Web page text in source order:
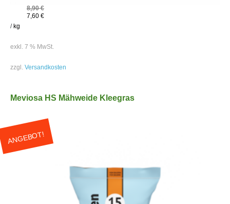
8,90€
7,60 €
/ kg
exkl. 7 % MwSt.
zzgl. Versandkosten
Meviosa HS Mähweide Kleegras
ANGEBOT!